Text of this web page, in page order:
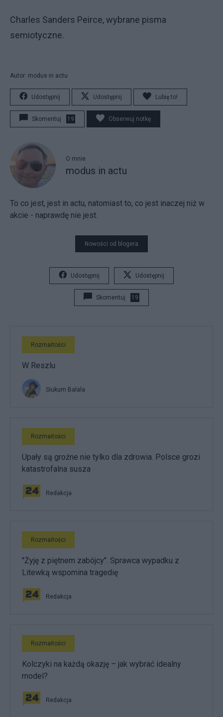
Charles Sanders Peirce, wybrane pisma
semiotyczne.
Autor: modus in actu
Udostępnij Udostępnij Lubię to!
Skomentuj 19 Obserwuj notkę
O mnie
modus in actu
To co jest, jest in actu, natomiast to, co jest inaczej niż w
akcie - naprawdę nie jest.
Nowości od blogera
Udostępnij Udostępnij
Skomentuj 19
Rozmaitości
W Reszlu
Siukum Balala
Rozmaitości
Upały są groźne nie tylko dla zdrowia. Polsce grozi
katastrofalna susza
Redakcja
Rozmaitości
"Żyję z piętnem zabójcy". Sprawca wypadku z
Litewką wspomina tragedię
Redakcja
Rozmaitości
Kolczyki na każdą okazję – jak wybrać idealny
model?
Redakcja